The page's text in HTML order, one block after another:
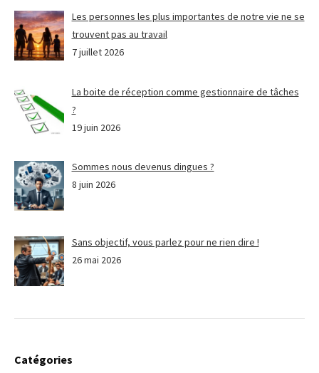
Les personnes les plus importantes de notre vie ne se
trouvent pas au travail
7 juillet 2026
La boite de réception comme gestionnaire de tâches
?
19 juin 2026
Sommes nous devenus dingues ?
8 juin 2026
Sans objectif, vous parlez pour ne rien dire !
26 mai 2026
Catégories